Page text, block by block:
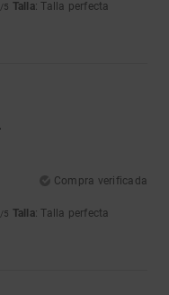
/5 Talla: Talla perfecta
Compra verificada
/5 Talla: Talla perfecta